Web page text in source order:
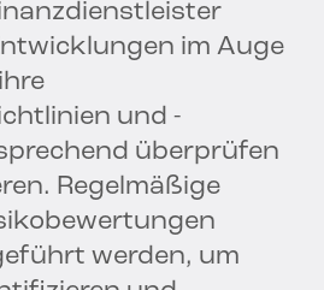
im Auge
und -
überprüfen
Regelmäßige
werden, um